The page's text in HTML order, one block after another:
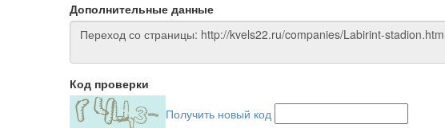
Дополнительные данные
Код проверки
Получить новый код